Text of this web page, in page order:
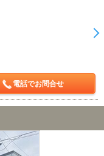
電話でお問合せ